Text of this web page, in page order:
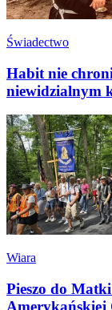
Świadectwo
Habit nie
niewidzialnym
Wiara
Pieszo do
Amerykańskiej